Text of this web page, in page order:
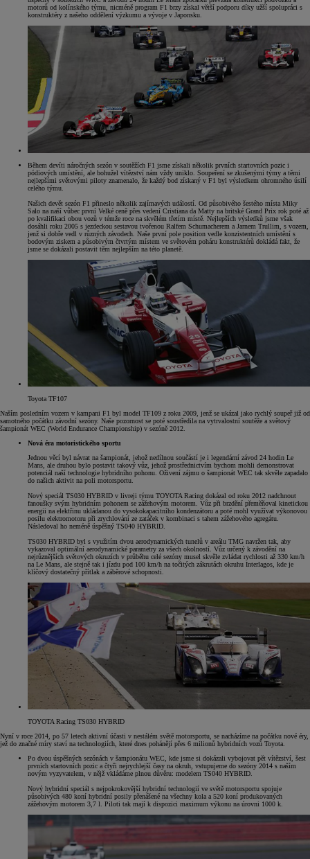
motorů od kolínského týmu, nicméně program F1 brzy získal větší podporu díky užší spolupráci s
konstruktéry z našeho oddělení výzkumu a vývoje v Japonsku.
Během devíti náročných sezón v soutěžích F1 jsme získali několik prvních startovních pozic i
pódiových umístění, ale bohužel vítězství nám vždy uniklo. Soupeření se zkušenými týmy a těmi
nejlepšími světovými piloty znamenalo, že každý bod získaný v F1 byl výsledkem ohromného úsilí
celého týmu.
Našich devět sezón F1 přineslo několik zajímavých událostí. Od působivého šestého místa Miky
Salo na naší vůbec první Velké ceně přes vedení Cristiana da Matty na britské Grand Prix rok poté až
po kvalifikaci obou vozů v témže roce na skvělém třetím místě. Nejlepších výsledků jsme však
dosáhli roku 2005 s jezdeckou sestavou tvořenou Ralfem Schumacherem a Jarnem Trullim, s vozem,
jenž si dobře vedl v různých závodech. Naše první pole position vedle konzistentních umístění s
bodovým ziskem a působivým čtvrtým místem ve světovém poháru konstruktérů dokládá fakt, že
jsme se dokázali postavit těm nejlepším na této planetě.
Toyota TF107
Naším posledním vozem v kampani F1 byl model TF109 z roku 2009, jenž se ukázal jako rychlý soupeř již od
samotného počátku závodní sezóny. Naše pozornost se poté soustředila na vytrvalostní soutěže a světový
šampionát WEC (World Endurance Championship) v sezóně 2012.
Nová éra motoristického sportu
Jednou věcí byl návrat na šampionát, jehož nedílnou součástí je i legendární závod 24 hodin Le
Mans, ale druhou bylo postavit takový vůz, jehož prostřednictvím bychom mohli demonstrovat
potenciál naší technologie hybridního pohonu. Oživení zájmu o šampionát WEC tak skvěle zapadalo
do našich aktivit na poli motorsportu.
Nový speciál TS030 HYBRID v livreji týmu TOYOTA Racing dokázal od roku 2012 nadchnout
fanoušky svým hybridním pohonem se zážehovým motorem. Vůz při brzdění přeměňoval kinetickou
energii na elektřinu ukládanou do vysokokapacitního kondenzátoru a poté mohl využívat výkonovou
posilu elektromotoru při zrychlování ze zatáček v kombinaci s tahem zážehového agregátu.
Následoval ho neméně úspěšný TS040 HYBRID.
TS030 HYBRID byl s využitím dvou aerodynamických tunelů v areálu TMG navržen tak, aby
vykazoval optimální aerodynamické parametry za všech okolností. Vůz určený k závodění na
nejrůznějších světových okruzích v průběhu celé sezóny musel skvěle zvládat rychlosti až 330 km/h
na Le Mans, ale stejně tak i jízdu pod 100 km/h na točitých zákrutách okruhu Interlagos, kde je
klíčový dostatečný přítlak a záběrové schopnosti.
TOYOTA Racing TS030 HYBRID
Nyní v roce 2014, po 57 letech aktivní účasti v nestálém světě motorsportu, se nacházíme na počátku nové éry,
jež do značné míry staví na technologiích, které dnes pohánějí přes 6 milionů hybridních vozů Toyota.
Po dvou úspěšných sezónách v šampionátu WEC, kde jsme si dokázali vybojovat pět vítězství, šest
prvních startovních pozic a čtyři nejrychlejší časy na okruh, vstupujeme do sezóny 2014 s naším
novým vyzyvatelem, v nějž vkládáme plnou důvěru: modelem TS040 HYBRID.
Nový hybridní speciál s nejpokrokovější hybridní technologií ve světě motorsportu spojuje
působivých 480 koní hybridní posily přenášené na všechny kola a 520 koní produkovaných
zážehovým motorem 3,7 l. Piloti tak mají k dispozici maximum výkonu na úrovni 1000 k.